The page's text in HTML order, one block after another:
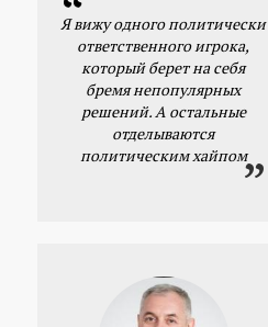
Я вижу одного политически
ответственного игрока,
который берет на себя
бремя непопулярных
решений. А остальные
отделываются
политическим хайпом